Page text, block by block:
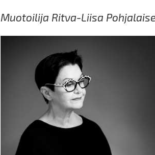
Muotoilija Ritva-Liisa